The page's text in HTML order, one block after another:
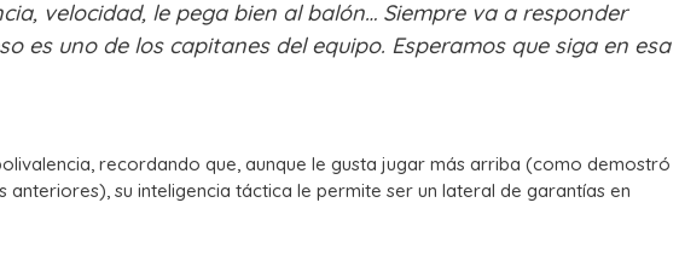
velocidad, le pega bien al balón… Siempre va a responder
es uno de los capitanes del equipo. Esperamos que siga en esa
recordando que, aunque le gusta jugar más arriba (como demostró
anteriores), su inteligencia táctica le permite ser un lateral de garantías en